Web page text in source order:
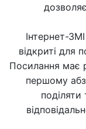
Інтернет-
відкриті для
Посилання має
першому
поділяти